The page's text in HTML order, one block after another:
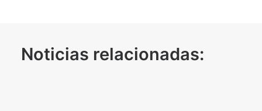
Noticias relacionadas: